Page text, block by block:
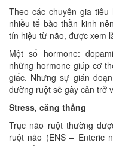
Theo các chuyên gia
nhiều tế bào thần kinh
tín hiệu từ não, được xem
Một số hormone:
những hormone giúp cơ
giấc. Nhưng sự gián
đường ruột sẽ gây cản trở
Stress, căng thẳng
Trục não ruột thường
ruột não (ENS – Enteric